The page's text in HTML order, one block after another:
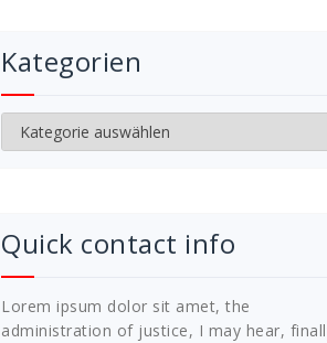
Kategorien
Kategorien
Quick contact info
Lorem ipsum dolor sit amet, the
administration of justice, I may hear,